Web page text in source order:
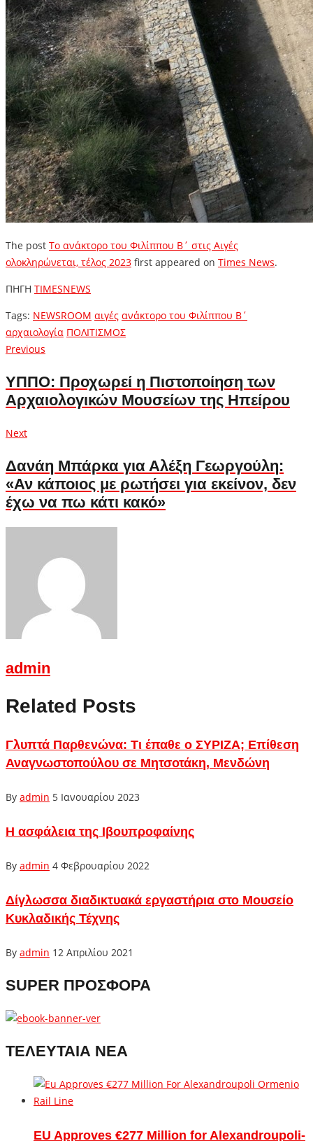
The post Το ανάκτορο του Φιλίππου Β΄ στις Αιγές
ολοκληρώνεται, τέλος 2023 first appeared on Times News.
ΠΗΓΗ TIMESNEWS
Tags: NEWSROOM αιγές ανάκτορο του Φιλίππου Β΄
αρχαιολογία ΠΟΛΙΤΙΣΜΟΣ
Πλοήγηση
άρθρων
Previous
ΥΠΠΟ: Προχωρεί η Πιστοποίηση των
Αρχαιολογικών Μουσείων της Ηπείρου
NextNext
Δανάη Μπάρκα για Αλέξη Γεωργούλη:
«Αν κάποιος με ρωτήσει για εκείνον, δεν
έχω να πω κάτι κακό»
admin
Related Posts
Γλυπτά Παρθενώνα: Τι έπαθε ο ΣΥΡΙΖΑ; Επίθεση
Αναγνωστοπούλου σε Μητσοτάκη, Μενδώνη
By admin 5 Ιανουαρίου 2023
Η ασφάλεια της Ιβουπροφαίνης
By admin 4 Φεβρουαρίου 2022
Δίγλωσσα διαδικτυακά εργαστήρια στο Μουσείο
Κυκλαδικής Τέχνης
By admin 12 Απριλίου 2021
SUPER ΠΡΟΣΦΟΡΑ
ΤΕΛΕΥΤΑΙΑ ΝΕΑ
EU Approves €277 Million for Alexandroupoli-